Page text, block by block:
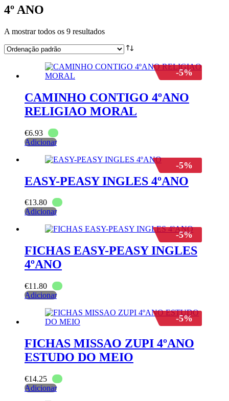
4º ANO
A mostrar todos os 9 resultados
-5%
CAMINHO CONTIGO 4ºANO
RELIGIAO MORAL
€6.93
Adicionar
-5%
EASY-PEASY INGLES 4ºANO
€13.80
Adicionar
-5%
FICHAS EASY-PEASY INGLES
4ºANO
€11.80
Adicionar
-5%
FICHAS MISSAO ZUPI 4ºANO
ESTUDO DO MEIO
€14.25
Adicionar